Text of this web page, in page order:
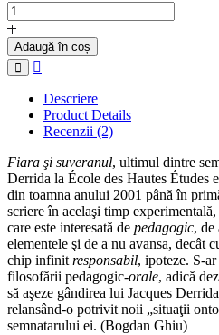
Cantitate
JACQUES
DERRIDA
-
Fiara
suveranul.
Volumul
(Seminar
2001-
2002)
Adaugă în coș
Descriere
Product Details
Recenzii (2)
Fiara şi suveranul, ultimul dintre
Derrida la École des Hautes Études
din toamna anului 2001 până în
scriere în acelaşi timp
care este interesată de pedagogic, de
elementele şi de a nu avansa, decât
chip infinit responsabil, ipoteze.
filosofării pedagogic‑orale, adică
să aşeze gândirea lui Jacques
relansând‑o potrivit noii „situaţii
semnatarului ei. (Bogdan Ghiu)